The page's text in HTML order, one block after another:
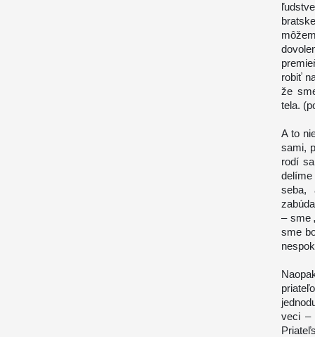
robiť
že
tela.
A to
sami,
rodí
seba,
– sme
sme
veci –